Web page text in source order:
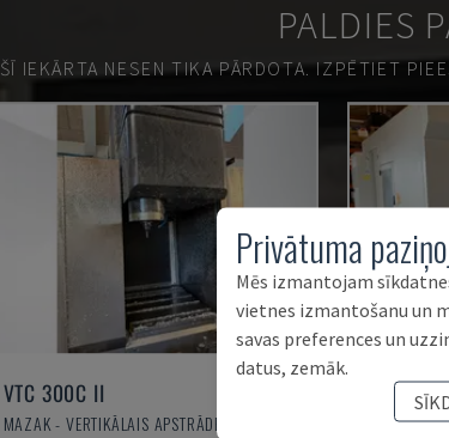
PALDIES
ŠĪ IEKĀRTA NESEN TIKA PĀRDOTA. IZPĒTIET
VTC 300C II
MAZAK - VERTIKĀLAIS APSTRĀDES CENTRS
U5-1530
SPINNER
Privātuma
Mēs izmantojam
vietnes izmantošanu un
savas preferences un
datus, zemāk.